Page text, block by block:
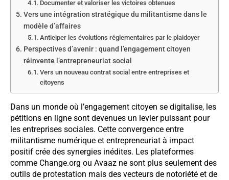
Documenter et valoriser les victoires obtenues
Vers une intégration stratégique du militantisme dans le
modèle d’affaires
Anticiper les évolutions réglementaires par le plaidoyer
Perspectives d’avenir : quand l’engagement citoyen
réinvente l’entrepreneuriat social
Vers un nouveau contrat social entre entreprises et
citoyens
Dans un monde où l’engagement citoyen se digitalise, les
pétitions en ligne sont devenues un levier puissant pour
les entreprises sociales. Cette convergence entre
militantisme numérique et entrepreneuriat à impact
positif crée des synergies inédites. Les plateformes
comme Change.org ou Avaaz ne sont plus seulement des
outils de protestation mais des vecteurs de notoriété et de